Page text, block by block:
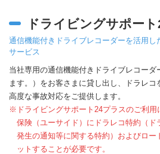
ドライビングサポー
通信機能付きドライブレコーダーを活用し
サービス
当社専用の通信機能付きドライブレコー
ます。）をお客さまに貸し出し、ドラレコ
高度な事故対応をご提供します。
※ドライビングサポート24プラスのご利用
保険（ユーサイド）にドラレコ特約（ド
発生の通知等に関する特約）およびロー
ットすることが必要です。